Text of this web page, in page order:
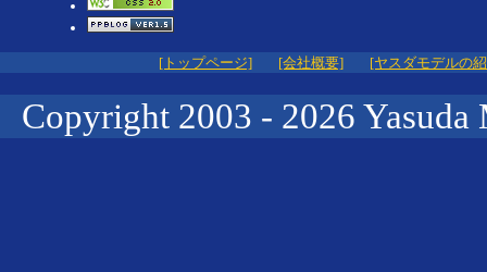
[トップページ] [会社概要] [ヤスダモデルの
Copyright 2003 - 2026